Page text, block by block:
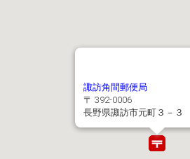
諏訪角間郵便局
〒 392-0006
長野県諏訪市元町３－３